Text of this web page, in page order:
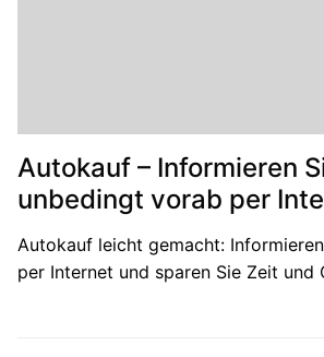
Autokauf – Informieren
unbedingt vorab per
Autokauf leicht gemacht:
per Internet und sparen Sie Zeit und